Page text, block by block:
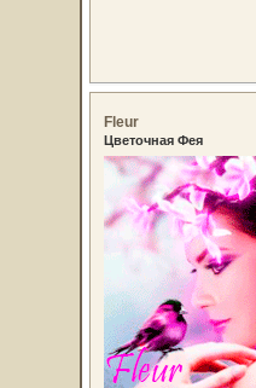
Fleur
Цветочная Фея